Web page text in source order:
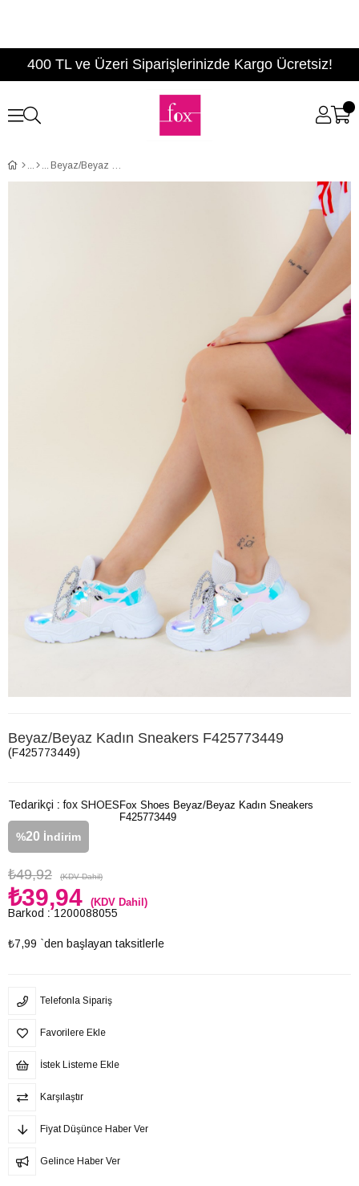
400 TL ve Üzeri Siparişlerinizde Kargo Ücretsiz!
Beyaz/Beyaz Kadın Sneakers F425773449
Beyaz/Beyaz Kadın Sneakers F425773449
(F425773449)
Tedarikçi : fox SHOES
%20 İndirim
₺49,92 (KDV Dahil)
₺39,94 (KDV Dahil)
Barkod : 1200088055
₺7,99 `den başlayan taksitlerle
Fox Shoes Beyaz/Beyaz Kadın Sneakers
F425773449
Telefonla Sipariş
Favorilere Ekle
İstek Listeme Ekle
Karşılaştır
Fiyat Düşünce Haber Ver
Gelince Haber Ver